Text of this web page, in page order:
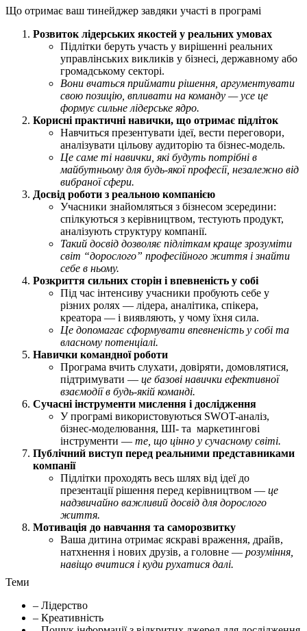
Що отримає ваш тинейджер завдяки участі в програмі
Розвиток лідерських якостей у реальних умовах
Підлітки беруть участь у вирішенні реальних
управлінських викликів у бізнесі, державному або
громадському секторі.
Вони вчаться приймати рішення, аргументувати
свою позицію, впливати на команду — усе це
формує сильне лідерське ядро.
Корисні практичні навички, що отримає підліток
Навчиться презентувати ідеї, вести переговори,
аналізувати цільову аудиторію та бізнес-модель.
Це саме ті навички, які будуть потрібні в
майбутньому для будь-якої професії, незалежно від
вибраної сфери.
Досвід роботи з реальною компанією
Учасники знайомляться з бізнесом зсередини:
спілкуються з керівництвом, тестують продукт,
аналізують структуру компанії.
Такий досвід дозволяє підліткам краще зрозуміти
світ “дорослого” професійного життя і знайти
себе в ньому.
Розкриття сильних сторін і впевненість у собі
Під час інтенсиву учасники пробують себе у
різних ролях — лідера, аналітика, спікера,
креатора — і виявляють, у чому їхня сила.
Це допомагає сформувати впевненість у собі та
власному потенціалі.
Навички командної роботи
Програма вчить слухати, довіряти, домовлятися,
підтримувати — це базові навички ефективної
взаємодії в будь-якій команді.
Сучасні інструменти мислення і дослідження
У програмі використовуються SWOT-аналіз,
бізнес-моделювання, ШІ- та маркетингові
інструменти — те, що цінно у сучасному світі.
Публічний виступ перед реальними представниками
компанії
Підлітки проходять весь шлях від ідеї до
презентації рішення перед керівництвом — це
надзвичайно важливий досвід для дорослого
життя.
Мотивація до навчання та саморозвитку
Ваша дитина отримає яскраві враження, драйв,
натхнення і нових друзів, а головне — розуміння,
навіщо вчитися і куди рухатися далі.
Теми
– Лідерство
– Креативність